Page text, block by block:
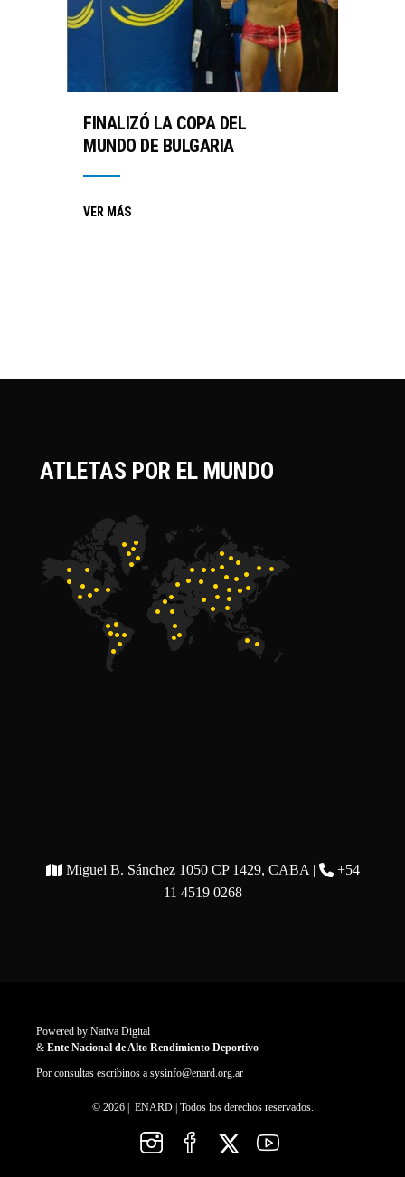
FINALIZÓ LA COPA DEL
MUNDO DE BULGARIA
VER MÁS
ATLETAS POR EL MUNDO
Miguel B. Sánchez 1050 CP 1429, CABA |
+54
11 4519 0268
Powered by Nativa Digital
& Ente Nacional de Alto Rendimiento Deportivo
Por consultas escribinos a sysinfo@enard.org.ar
© 2026 | ENARD | Todos los derechos reservados.